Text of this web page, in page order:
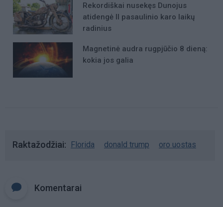
Rekordiškai nusekęs Dunojus
atidengė II pasaulinio karo laikų
radinius
Magnetinė audra rugpjūčio 8 dieną:
kokia jos galia
Raktažodžiai Florida donald trump oro uostas
Komentarai